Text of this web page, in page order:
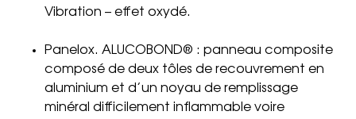
Vibration – effet oxydé.
Panelox. ALUCOBOND® : panneau composite
composé de deux tôles de recouvrement en
aluminium et d’un noyau de remplissage
minéral difficilement inflammable voire